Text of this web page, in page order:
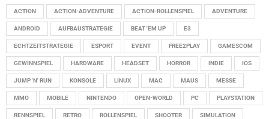
ACTION ACTION-ADVENTURE ACTION-ROLLENSPIEL ADVENTURE
ANDROID AUFBAUSTRATEGIE BEAT 'EM UP E3
ECHTZEITSTRATEGIE ESPORT EVENT FREE2PLAY GAMESCOM
GEWINNSPIEL HARDWARE HEADSET HORROR INDIE IOS
JUMP 'N' RUN KONSOLE LINUX MAC MAUS MESSE
MMO MOBILE NINTENDO OPEN-WORLD PC PLAYSTATION
RENNSPIEL RETRO ROLLENSPIEL SHOOTER SIMULATION